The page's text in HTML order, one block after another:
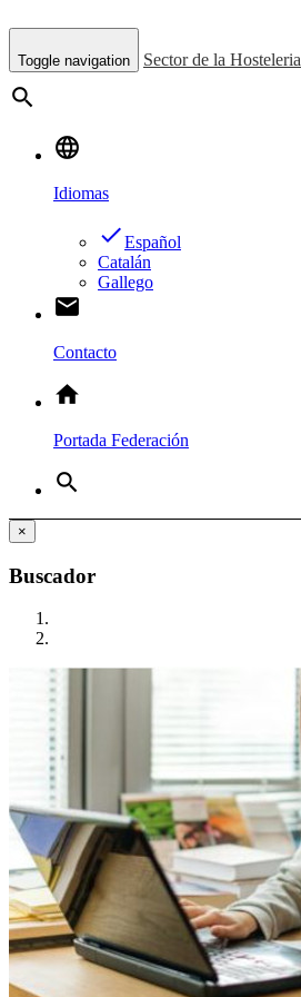
Toggle navigation Sector de la Hosteleria
search
language
Idiomas
doneEspañol
Catalán
Gallego
email
Contacto
home
Portada Federación
search
×
Buscador